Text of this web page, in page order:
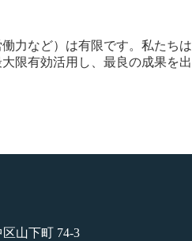
力など）は有限です。私たちは
限有効活用し、最良の成果を出
山下町 74-3